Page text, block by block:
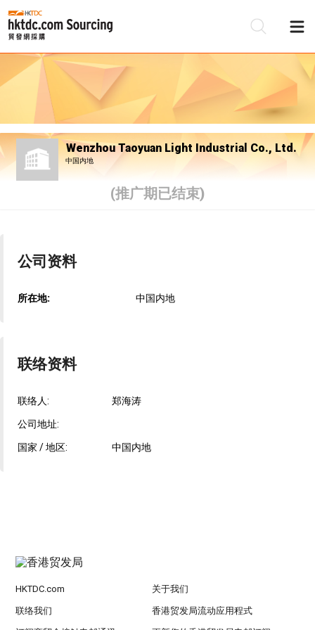
Wenzhou Taoyuan Light Industrial Co., Ltd.
中国内地
(推广期已结束)
公司资料
所在地: 中国内地
联络资料
联络人: 郑海涛
公司地址:
国家 / 地区: 中国内地
HKTDC.com 关于我们
联络我们 香港贸发局流动应用程式